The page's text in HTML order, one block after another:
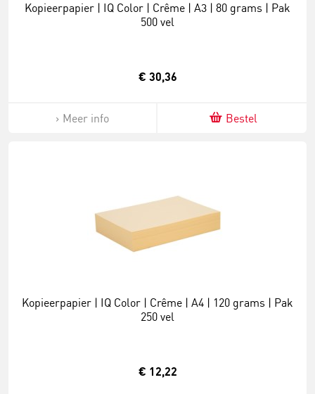
Kopieerpapier | IQ Color | Crême | A3 | 80 grams | Pak
500 vel
€ 30,36
Meer info Bestel
Kopieerpapier | IQ Color | Crême | A4 | 120 grams | Pak
250 vel
€ 12,22